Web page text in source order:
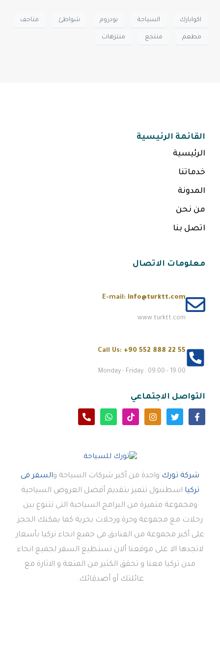
اكوابارك السياحة بودروم شواطئ متاحف
مطعم منتجع منتزهات
القائمة الرئيسية
الرئيسية
خدماتنا
المدونة
من نحن
اتصل بنا
معلومات الاتصال
E-mail: info@turktt.com
www.turktt.com
Call Us: +90 552 888 22 55
Monday - Friday : 09:00 - 19:00
التواصل الاجتماعي
شركة تورك واحدة من أكبر شركات السياحة والسفر فى
تركيا اسطنبول تتميز بتقديم أفضل العروض السياحية
ومجموعة متميزة من البرامج السياحية التى تتنوع بين
رحلات مع مجموعة وحرة ورحلات بحرية كما يمكنك الحجز
على أكبر مجموعة من الفنادق في جميع انحاء تركيا بأسعار
لاتجدها الا على موقعنا ألان تستطيع السفر لجميع انحاء
مدن تركيا معنا و تحقق الكثير من المتعة و الاثارة مع
عائلتك أو أصدقائك.